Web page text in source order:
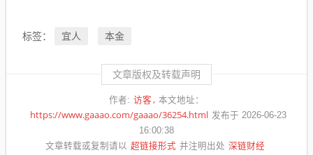
标签： 宜人 本金
文章版权及转载声明
作者: 访客 本文地址：
https://www.gaaao.com/gaaao/36254.html 发布于 2026-06-23
16:00:38
文章转载或复制请以 超链接形式 并注明出处 深链财经